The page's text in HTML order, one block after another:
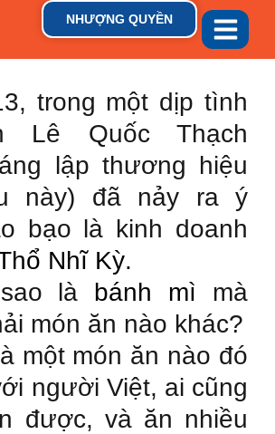
NHƯỢNG QUYỀN
trong một dịp tình
Lê Quốc Thạch
lập thương hiệu
này) đã nảy ra ý
bạo là kinh doanh
Nhĩ Kỳ.
là bánh mì mà
món ăn nào khác?
một món ăn nào đó
người Việt, ai cũng
được, và ăn nhiều